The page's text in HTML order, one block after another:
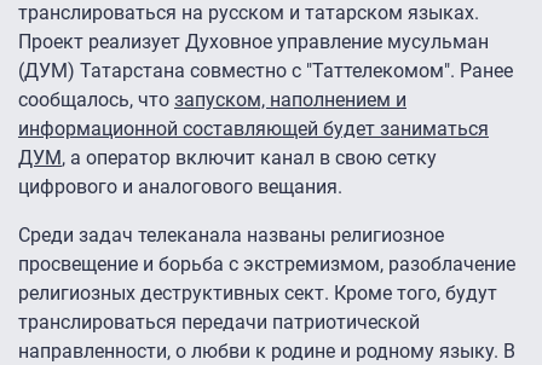
транслироваться на русском и татарском языках.
Проект реализует Духовное управление мусульман
(ДУМ) Татарстана совместно с "Таттелекомом". Ранее
сообщалось, что запуском, наполнением и
информационной составляющей будет заниматься
ДУМ, а оператор включит канал в свою сетку
цифрового и аналогового вещания.
Среди задач телеканала названы религиозное
просвещение и борьба с экстремизмом, разоблачение
религиозных деструктивных сект. Кроме того, будут
транслироваться передачи патриотической
направленности, о любви к родине и родному языку. В